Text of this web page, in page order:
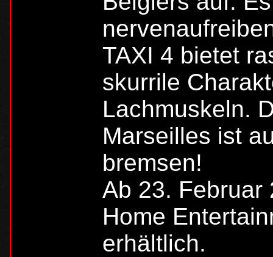
TAXI 4 bietet
skurrile
Lachmuskeln.
Marseilles ist
bremsen!
Ab 23. Februar
Home
erhältlich.